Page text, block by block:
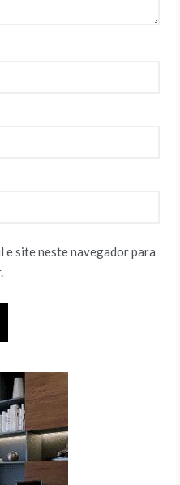
e site neste navegador para